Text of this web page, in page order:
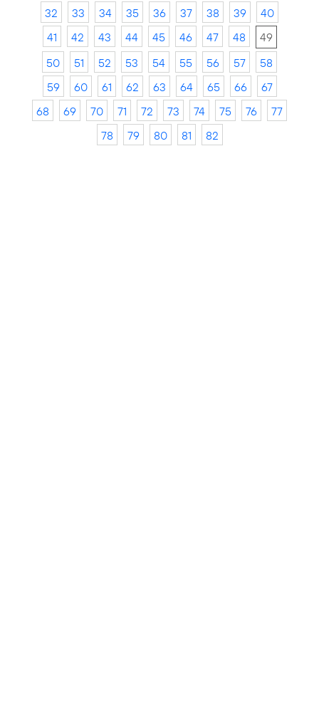
32
33 34 35 36 37 38 39
40
41
42 43 44 45 46 47 48
49
50
51 52 53 54 55 56 57
58
59
60 61 62 63 64 65 66
67
68
69 70 71 72 73 74 75 76
77
78
79 80 81 82